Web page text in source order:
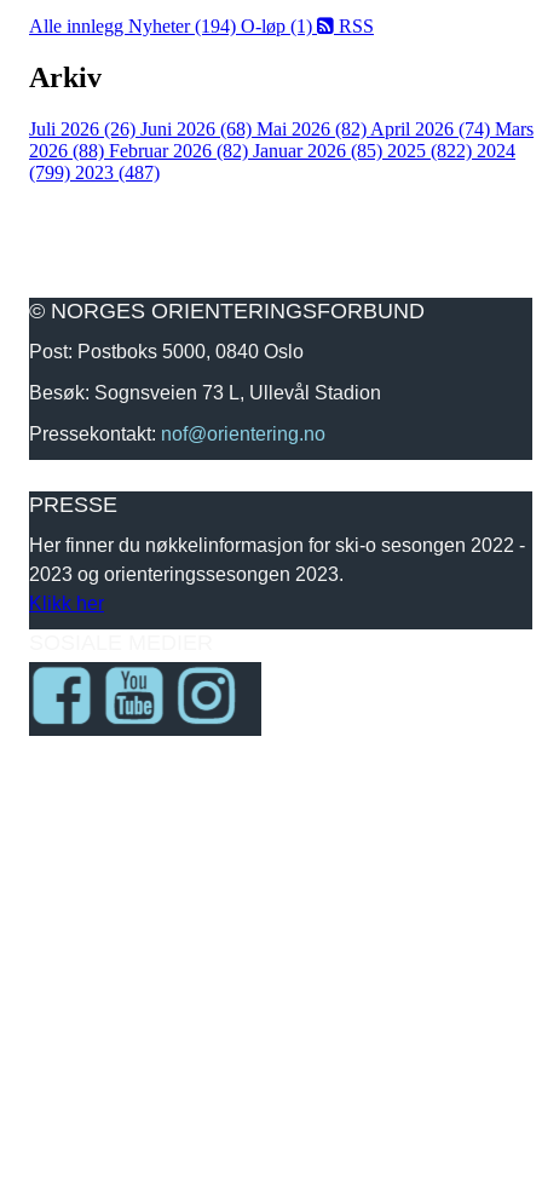
Alle innlegg Nyheter (194) O-løp (1) RSS
Arkiv
Juli 2026 (26) Juni 2026 (68) Mai 2026 (82) April 2026 (74) Mars
2026 (88) Februar 2026 (82) Januar 2026 (85) 2025 (822) 2024
(799) 2023 (487)
© NORGES ORIENTERINGSFORBUND
Post: Postboks 5000, 0840 Oslo
Besøk: Sognsveien 73 L, Ullevål Stadion
Pressekontakt: nof@orientering.no
PRESSE
Her finner du nøkkelinformasjon for ski-o sesongen 2022 -
2023 og orienteringssesongen 2023.
Klikk her